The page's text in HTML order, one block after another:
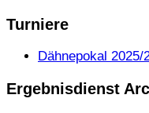
Turniere
Dähnepokal 2025/
Ergebnisdienst